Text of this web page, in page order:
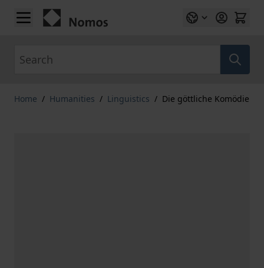
Skip to Content
Home / Humanities / Linguistics / Die göttliche Komödie